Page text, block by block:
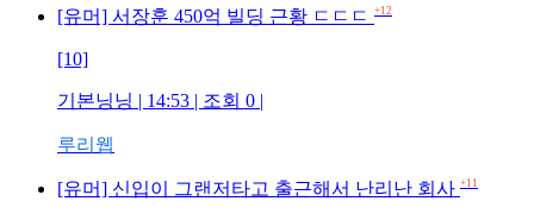
[유머] 서장훈 450억 빌딩 근황 ㄷㄷㄷ +12
[10]
기본닝닝 | 14:53 | 조회 0 |
루리웹
[유머] 신입이 그랜저타고 출근해서 난리난 회사 +11